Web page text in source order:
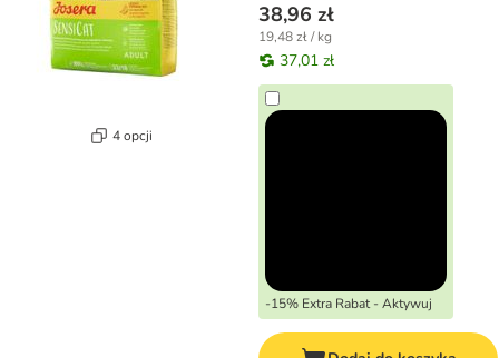
4 opcji
38,96 zł
19,48 zł / kg
37,01 zł
-15% Extra Rabat - Aktywuj